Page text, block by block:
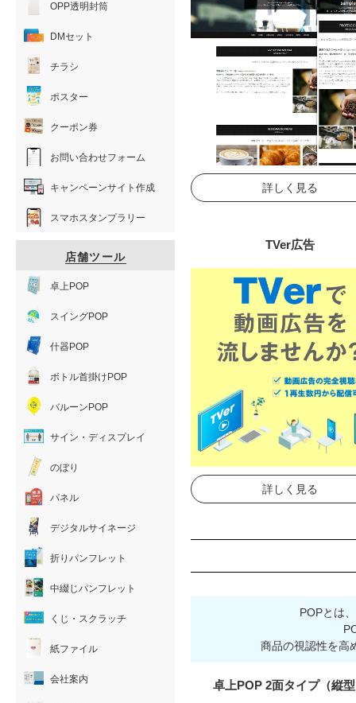
詳しく見る
TVer広告
詳しく見る
POPとは
商品の視認性を高
卓上POP 2面タイプ（縦
OPP透明封筒
DMセット
チラシ
ポスター
クーポン券
お問い合わせフォーム
キャンペーンサイト作成
スマホスタンプラリー
店舗ツール
卓上POP
スイングPOP
什器POP
ボトル首掛けPOP
バルーンPOP
サイン・ディスプレイ
のぼり
パネル
デジタルサイネージ
折りパンフレット
中綴じパンフレット
くじ・スクラッチ
紙ファイル
会社案内